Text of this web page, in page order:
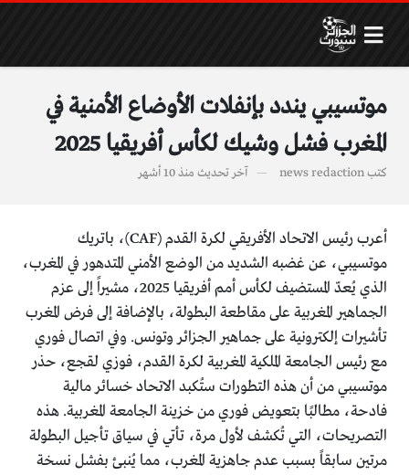
موتسيبي يندد بإنفلات الأوضاع الأمنية في
المغرب فشل وشيك لكأس أفريقيا 2025
كتبnews redaction آخر تحديث منذ 10 أشهر
أعرب رئيس الاتحاد الأفريقي لكرة القدم (CAF)، باتريك
موتسيبي، عن غضبه الشديد من الوضع الأمني المتدهور في المغرب،
الذي يُعدّ المستضيف لكأس أمم أفريقيا 2025، مشيراً إلى عزم
الجماهير المغربية على مقاطعة البطولة، بالإضافة إلى فرض المغرب
تأشيرات إلكترونية على جماهير الجزائر وتونس. وفي اتصال فوري
مع رئيس الجامعة الملكية المغربية لكرة القدم، فوزي لقجع، حذر
موتسيبي من أن هذه التطورات ستُكبد الاتحاد خسائر مالية
فادحة، مطالبًا بتعويض فوري من خزينة الجامعة المغربية. هذه
التصريحات، التي تُكشف لأول مرة، تأتي في سياق تأجيل البطولة
مرتين سابقاً بسبب عدم جاهزية المغرب، مما يُنبئ بفشل نسخة